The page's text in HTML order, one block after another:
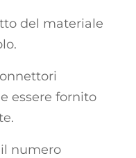
del materiale
essere fornito
numero